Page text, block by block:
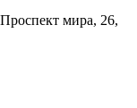
мира, 26,